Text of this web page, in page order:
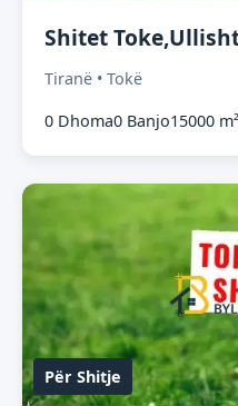
Shitet
Tiranë • Tokë
0 Dhoma0 Banjo15000 m²
Për Shitje